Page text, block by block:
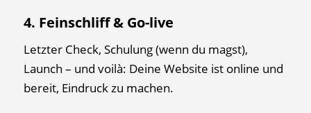
4. Feinschliff & Go-live
Letzter Check, Schulung (wenn du magst),
Launch – und voilà: Deine Website ist online und
bereit, Eindruck zu machen.